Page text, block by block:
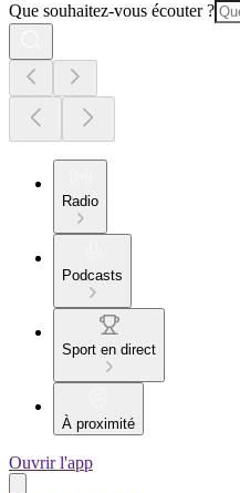
Que souhaitez-vous écouter ?
Radio
Podcasts
Sport en direct
À proximité
Ouvrir l'app